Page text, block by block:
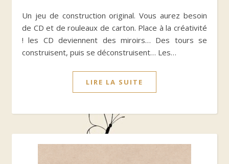
Un jeu de construction original. Vous aurez besoin
de CD et de rouleaux de carton. Place à la créativité
! les CD deviennent des miroirs… Des tours se
construisent, puis se déconstruisent… Les…
LIRE LA SUITE